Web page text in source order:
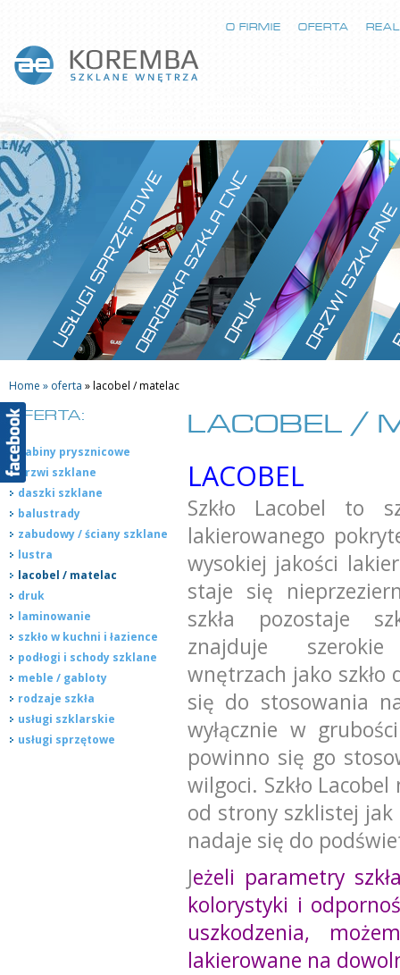
O FIRMIE OFERTA
Home » oferta »lacobel / matelac
OFERTA:
kabiny prysznicowe
drzwi szklane
daszki szklane
balustrady
zabudowy / ściany szklane
lustra
lacobel / matelac
druk
laminowanie
szkło w kuchni i łazience
podłogi i schody szklane
meble / gabloty
rodzaje szkła
usługi szklarskie
usługi sprzętowe
LACOBEL /
LACOBEL
Szkło Lacobel to
lakierowanego
wysokiej jakości
staje się
szkła pozostaje
znajduje
wnętrzach jako szkło
się do stosowania
wyłącznie w
powinno się go
wilgoci. Szkło
od strony szklistej
nadaje się do
Jeżeli parametry
kolorystyki i
uszkodzenia,
lakierowane na